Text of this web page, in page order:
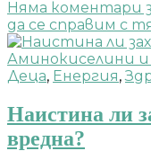
Няма коментари
да се справим с
Аминокиселини
Деца, Енергия,
Наистина ли
вредна?